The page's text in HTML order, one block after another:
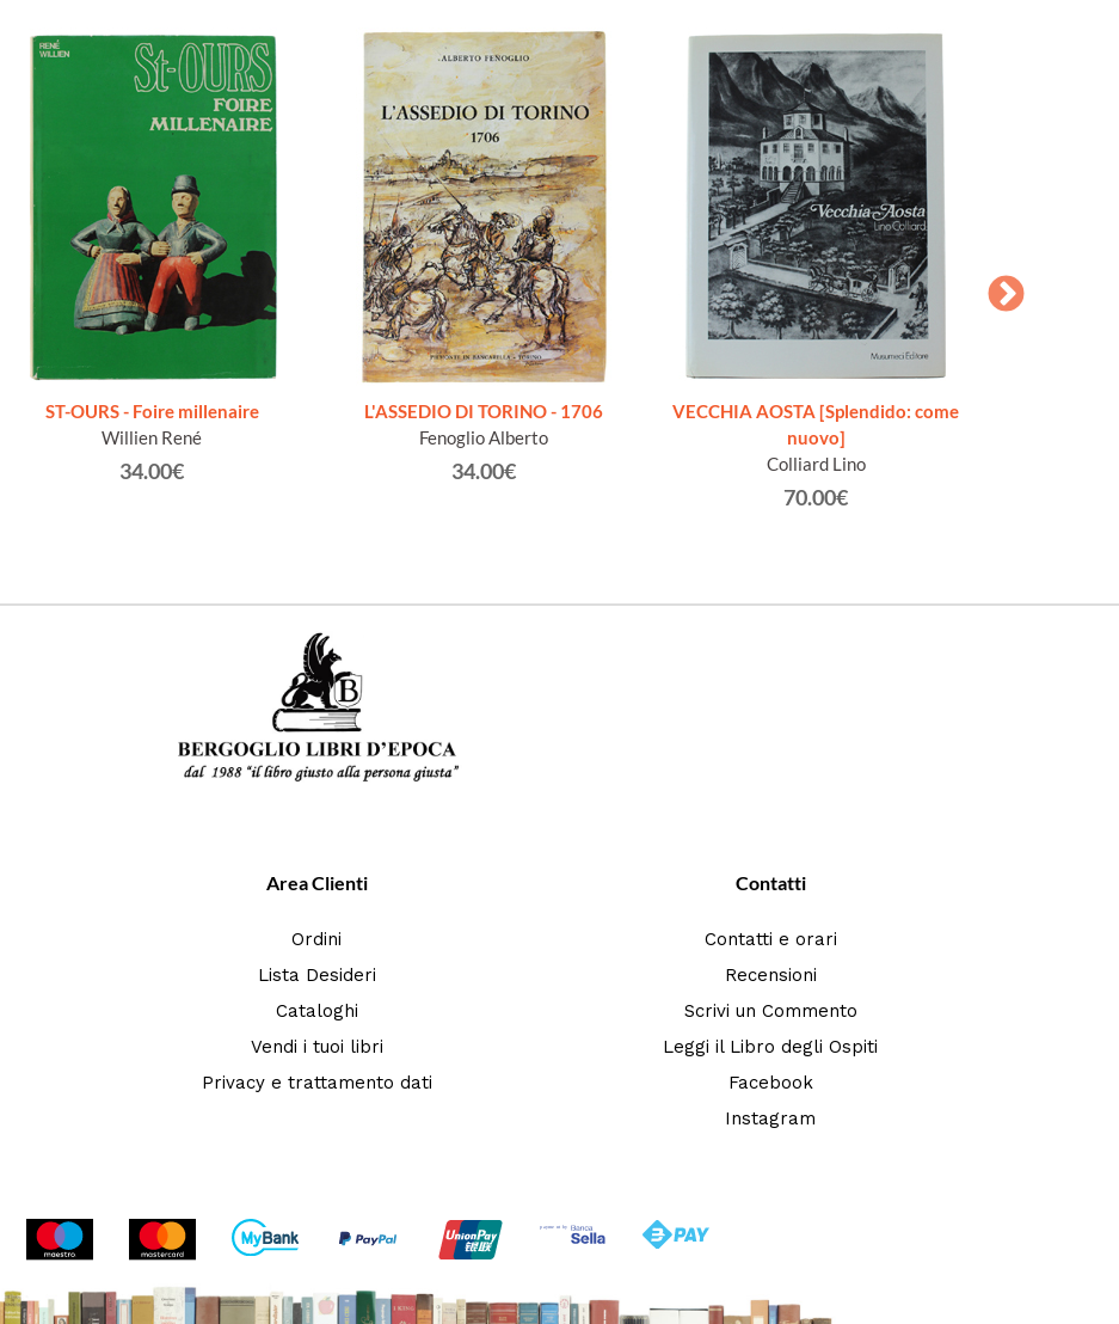
ST-OURS - Foire millenaire
Willien René
34.00€
L'ASSEDIO DI TORINO - 1706
Fenoglio Alberto
34.00€
VECCHIA AOSTA [Splendido: come
nuovo]
Colliard Lino
70.00€
Area Clienti
Ordini
Lista Desideri
Cataloghi
Vendi i tuoi libri
Privacy e trattamento dati
Contatti
Contatti e orari
Recensioni
Scrivi un Commento
Leggi il Libro degli Ospiti
Facebook
Instagram